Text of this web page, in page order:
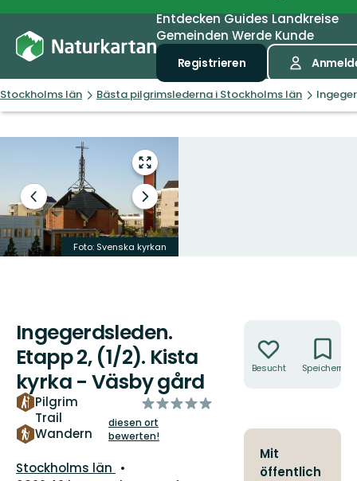
EntdeckenGuidesLandkreise
Gemeinden Werde Kunde
Registrieren
Stockholms län Bästa pilgrimslederna i Stockholms län
Vollbild
öffnen
Vorheriger
Slide
Nächster
Slide
Foto: Svenska kyrkan
Ingegerdsleden.
Etapp 2, (1/2). Kista
kyrka - Väsby gård
Pilgrim
Trail
Wandern
von
5
Sternen
diesen ort
bewerten!
Landkreis:
Stockholms län
Besucht Speichern
Mit
öffentlich